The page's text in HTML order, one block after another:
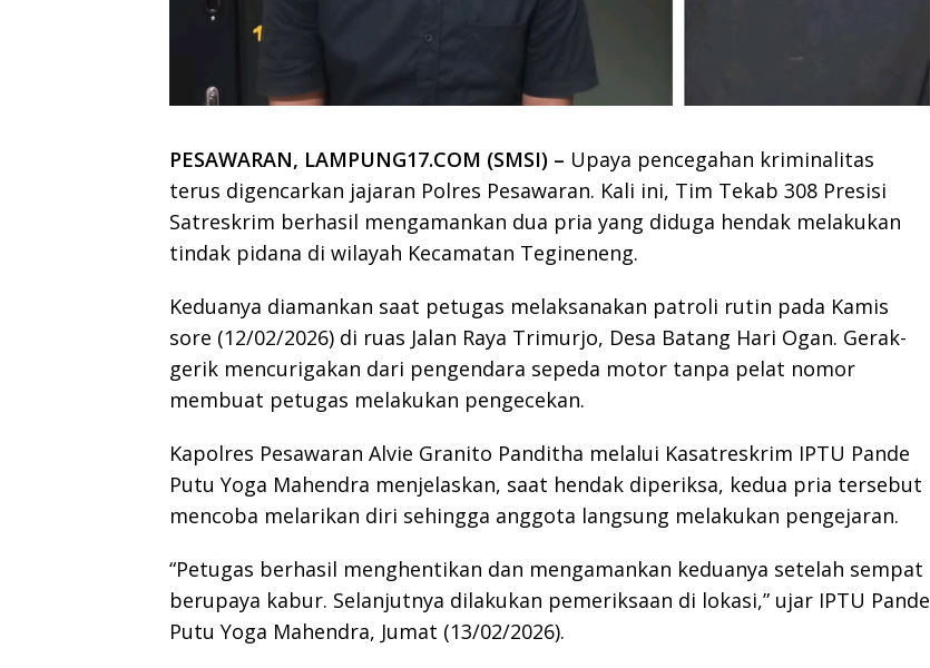
PESAWARAN, LAMPUNG17.COM (SMSI) – Upaya pencegahan kriminalitas
terus digencarkan jajaran Polres Pesawaran. Kali ini, Tim Tekab 308 Presisi
Satreskrim berhasil mengamankan dua pria yang diduga hendak melakukan
tindak pidana di wilayah Kecamatan Tegineneng.
Keduanya diamankan saat petugas melaksanakan patroli rutin pada Kamis
sore (12/02/2026) di ruas Jalan Raya Trimurjo, Desa Batang Hari Ogan. Gerak-
gerik mencurigakan dari pengendara sepeda motor tanpa pelat nomor
membuat petugas melakukan pengecekan.
Kapolres Pesawaran Alvie Granito Panditha melalui Kasatreskrim IPTU Pande
Putu Yoga Mahendra menjelaskan, saat hendak diperiksa, kedua pria tersebut
mencoba melarikan diri sehingga anggota langsung melakukan pengejaran.
“Petugas berhasil menghentikan dan mengamankan keduanya setelah sempat
berupaya kabur. Selanjutnya dilakukan pemeriksaan di lokasi,” ujar IPTU Pande
Putu Yoga Mahendra, Jumat (13/02/2026).